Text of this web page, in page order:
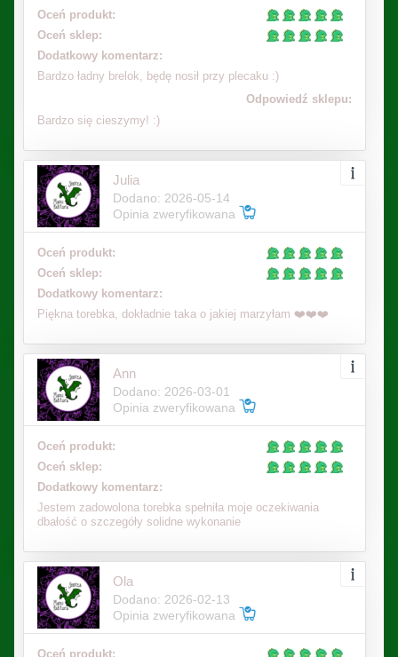
Oceń produkt:
Oceń sklep:
Dodatkowy komentarz:
Bardzo ładny brelok, będę nosił przy plecaku :)
Odpowiedź sklepu:
Bardzo się cieszymy! :)
Julia
Dodano: 2026-05-14
Opinia zweryfikowana
Oceń produkt:
Oceń sklep:
Dodatkowy komentarz:
Piękna torebka, dokładnie taka o jakiej marzyłam ❤️❤️❤️
Ann
Dodano: 2026-03-01
Opinia zweryfikowana
Oceń produkt:
Oceń sklep:
Dodatkowy komentarz:
Jestem zadowolona torebka spełniła moje oczekiwania
dbałość o szczegóły solidne wykonanie
Ola
Dodano: 2026-02-13
Opinia zweryfikowana
Oceń produkt: